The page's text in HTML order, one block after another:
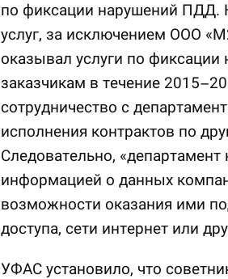
по фиксации нарушений ПДД.
услуг, за исключением ООО
оказывал услуги по
заказчикам в течение
сотрудничество с
исполнения контрактов по
Следовательно, «департамент
информацией о данных
возможности оказания ими
доступа, сети интернет или
УФАС установило, что